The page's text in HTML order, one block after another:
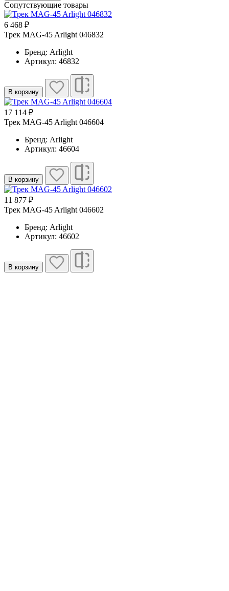
Сопутствующие товары
6 468 ₽
Трек MAG-45 Arlight 046832
Бренд: Arlight
Артикул: 46832
В корзину
17 114 ₽
Трек MAG-45 Arlight 046604
Бренд: Arlight
Артикул: 46604
В корзину
11 877 ₽
Трек MAG-45 Arlight 046602
Бренд: Arlight
Артикул: 46602
В корзину